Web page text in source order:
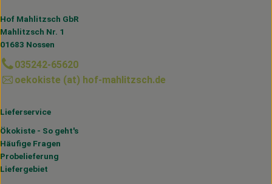
Hof Mahlitzsch GbR
Mahlitzsch Nr. 1
01683 Nossen
035242-65620
oekokiste (at) hof-mahlitzsch.de
Lieferservice
Ökokiste - So geht's
Häufige Fragen
Probelieferung
Liefergebiet